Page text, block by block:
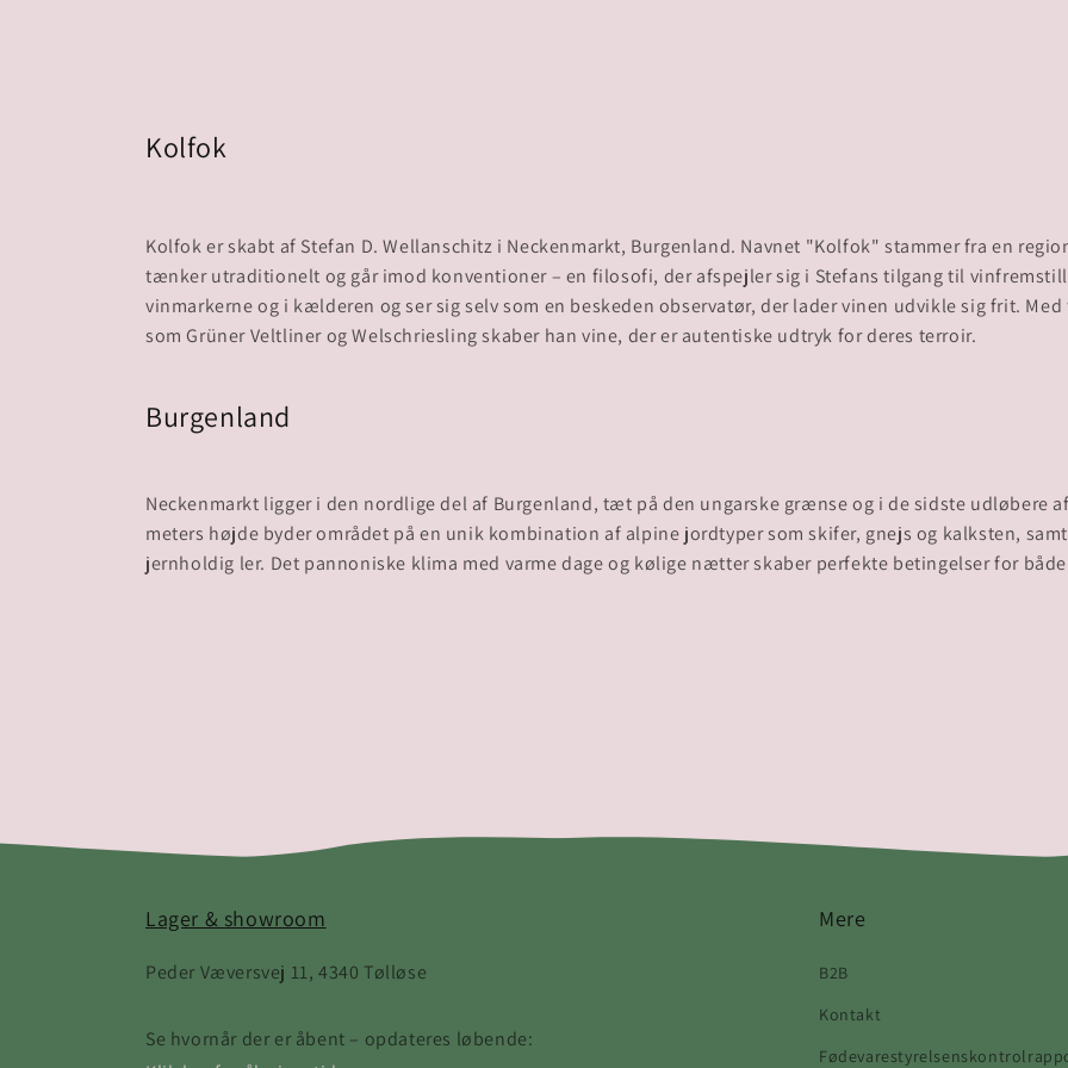
Kolfok
Kolfok er skabt af Stefan D. Wellanschitz i Neckenmarkt, Burgenland. Navnet "Kolfok" stammer fra en
tænker utraditionelt og går imod konventioner – en filosofi, der afspejler sig i Stefans tilgang til
vinmarkerne og i kælderen og ser sig selv som en beskeden observatør, der lader vinen udvikle sig frit.
Burgenland
Neckenmarkt ligger i den nordlige del af Burgenland, tæt på den ungarske grænse og i de sidste udløbere
meters højde byder området på en unik kombination af alpine jordtyper som skifer, gnejs og kalksten,
Lager & showroom
Peder Væversvej 11, 4340 Tølløse
Se hvornår der er åbent – opdateres løbende:
Mere
B2B
Kontakt